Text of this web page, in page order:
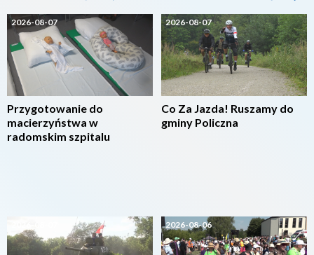
2026-08-07
Przygotowanie do
macierzyństwa w
radomskim szpitalu
2026-08-07
Co Za Jazda! Ruszamy do
gminy Policzna
2026-08-06